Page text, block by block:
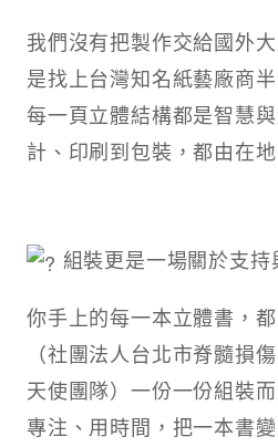
我們沒有把製作交給國外
是找上台灣知名紙藝廠商
每一頁立體結構都是智慧
計、印刷到包裝，都由在
組裝更是一場關於支
你手上的每一本立體書，
（社團法人台北市脊髓損
天使團隊）一份一份組裝
專注、用時間，把一本書